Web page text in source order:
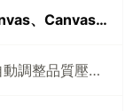
簡單的網頁截圖功能 - html2canvas、Canvas2image
圖片壓縮：用 Compressor.js 自動調整品質壓縮至指定大小